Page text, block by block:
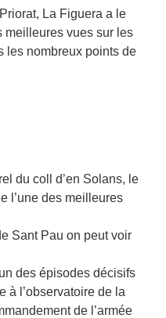
La Figuera a le
meilleures vues sur les
les nombreux points de
du coll d’en Solans, le
l’une des meilleures
Sant Pau on peut voir
des épisodes décisifs
à l’observatoire de la
de l’armée